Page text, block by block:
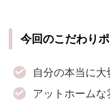
今回のこだわり
自分の本当に
アットホーム